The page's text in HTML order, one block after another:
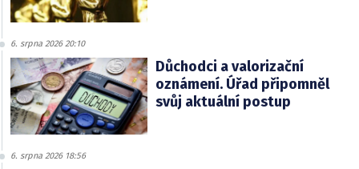
6. srpna 2026 20:10
Důchodci a valorizační
oznámení. Úřad připomněl
svůj aktuální postup
6. srpna 2026 18:56